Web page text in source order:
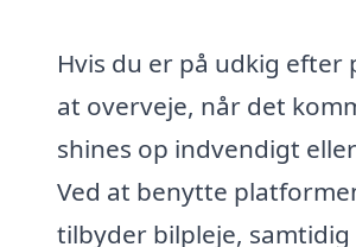
Hvis du er på udkig
at overveje, når det
shines op indvendigt
Ved at benytte
tilbyder bilpleje,